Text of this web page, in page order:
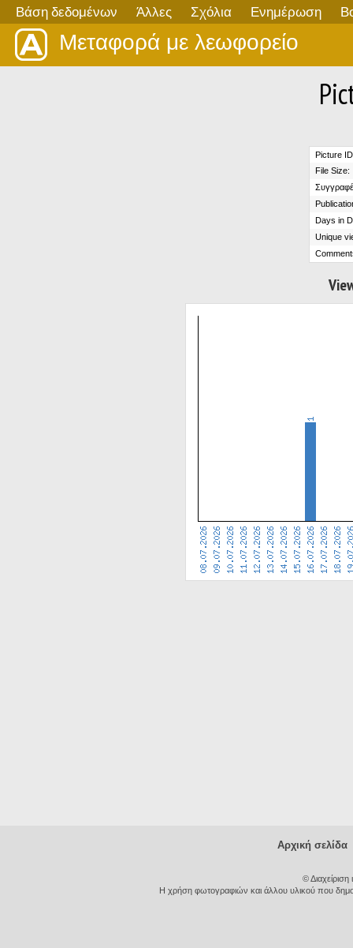
Βάση δεδομένων Άλλες Σχόλια Ενημέρωση
Μεταφορά με λεωφορείο
Picture
File Size:
Days in
Unique
Αρχική σελίδα
©
Η χρήση φωτογραφιών και άλλου υλικού που